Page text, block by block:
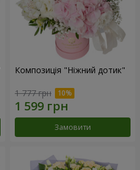
Композиція "Ніжний дотик"
1 777 грн
Замовити